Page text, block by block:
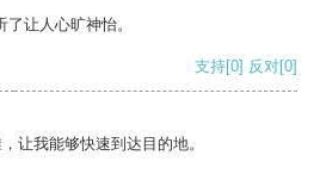
让人心旷神怡。
支持[0] 反对[0]
让我能够快速到达目的地。